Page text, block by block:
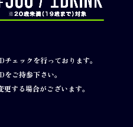
ェックを行っております。
ご持参下さい。
する場合がございます。